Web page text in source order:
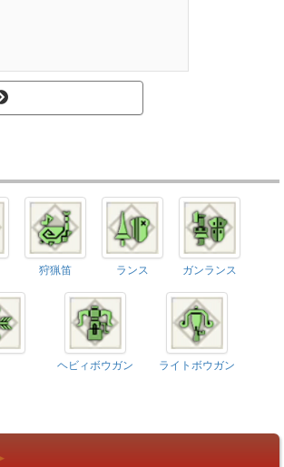
狩猟笛 ランス ガンランス
ヘビィボウガン ライトボウガン